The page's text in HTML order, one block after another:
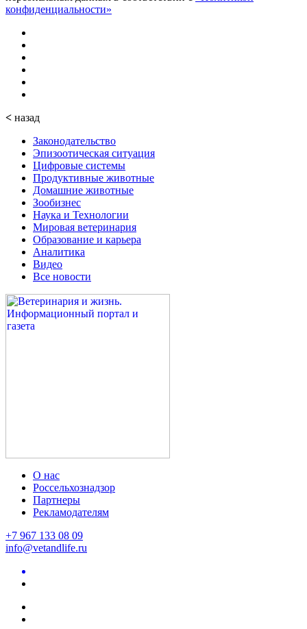
конфиденциальности»
< назад
Законодательство
Эпизоотическая ситуация
Цифровые системы
Продуктивные животные
Домашние животные
Зообизнес
Наука и Технологии
Мировая ветеринария
Образование и карьера
Аналитика
Видео
Все новости
О нас
Россельхознадзор
Партнеры
Рекламодателям
+7 967 133 08 09
info@vetandlife.ru